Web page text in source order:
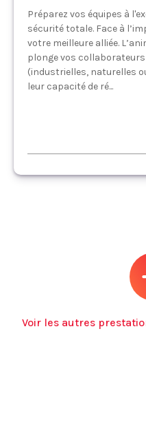
Préparez vos équipes à
sécurité totale. Face à
votre meilleure alliée.
plonge vos
(industrielles, naturelles
leur capacité de ré...
Voir les autres